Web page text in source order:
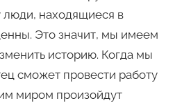
люди, находящиеся в
Это значит, мы имеем
историю. Когда мы
сможет провести работу
миром произойдут